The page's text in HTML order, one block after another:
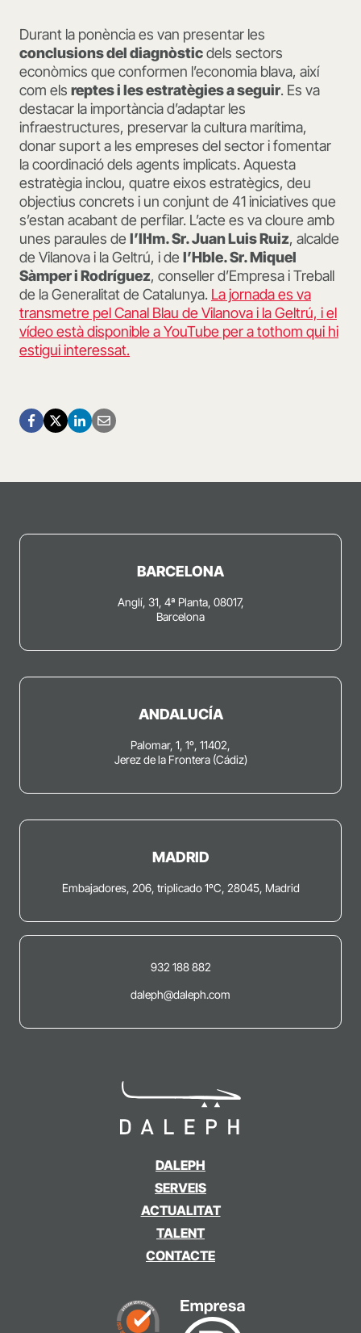
Durant la ponència es van presentar les
conclusions del diagnòsticdels sectors
econòmics que conformen l’economia blava, així
com els reptes i les estratègies a seguir. Es va
destacar la importància d’adaptar les
infraestructures, preservar la cultura marítima,
donar suport a les empreses del sector i fomentar
la coordinació dels agents implicats. Aquesta
estratègia inclou, quatre eixos estratègics, deu
objectius concrets i un conjunt de 41 iniciatives que
s’estan acabant de perfilar. L’acte es va cloure amb
unes paraules de l’Il·lm. Sr. Juan Luis Ruiz, alcalde
de Vilanova i la Geltrú, i de l’Hble. Sr. Miquel
Sàmper i Rodríguez, conseller d’Empresa i Treball
de la Generalitat de Catalunya. La jornada es va
transmetre pel Canal Blau de Vilanova i la Geltrú, i el
vídeo està disponible a YouTube per a tothom qui hi
estigui interessat.
DALEPH
SERVEIS
ACTUALITAT
TALENT
CONTACTE
BARCELONA
Anglí, 31, 4ª Planta, 08017,
Barcelona
ANDALUCÍA
Palomar, 1, 1º, 11402,
Jerez de la Frontera (Cádiz)
MADRID
Embajadores, 206, triplicado 1ºC, 28045, Madrid
932 188 882
daleph@daleph.com